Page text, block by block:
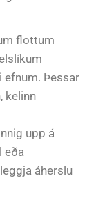
flottum
efnum. Þessar
kelinn
upp á
eða
áherslu